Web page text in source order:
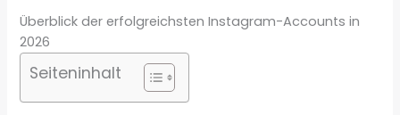
Überblick der erfolgreichsten Instagram-Accounts in
2026
Seiteninhalt